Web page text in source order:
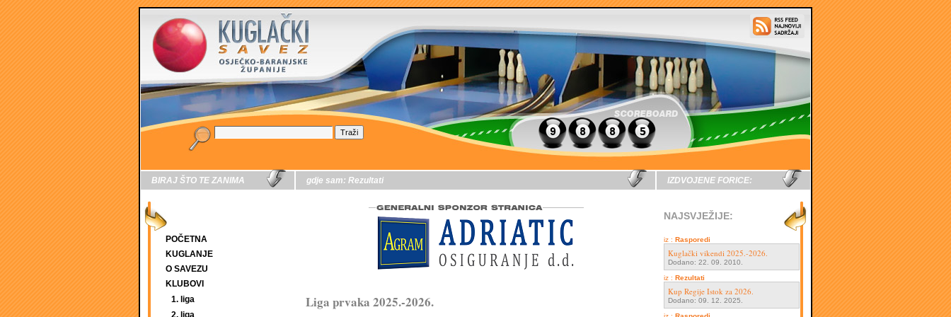
BIRAJ ŠTO TE ZANIMA
POČETNA
KUGLANJE
O SAVEZU
KLUBOVI
1. liga
2. liga
gdje sam: Rezultati
Liga prvaka 2025.-2026.
IZDVOJENE FORICE:
NAJSVJEŽIJE:
iz : Rasporedi
Kuglački vikendi 2025.-2026.
Dodano: 22. 09. 2010.
iz : Rezultati
Kup Regije Istok za 2026.
Dodano: 09. 12. 2025.